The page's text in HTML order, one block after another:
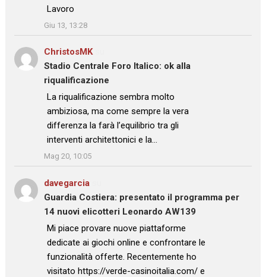
: “Lavoro
”
Giu 13, 13:28
ChristosMKsu
Stadio Centrale Foro Italico: ok alla
riqualificazione
: “La riqualificazione sembra molto
ambiziosa, ma come sempre la vera
differenza la farà l’equilibrio tra gli
interventi architettonici e la…
”
Mag 20, 10:05
davegarcia
Guardia Costiera: presentato il programma per
14 nuovi elicotteri Leonardo AW139
: “
Mi piace provare nuove piattaforme
dedicate ai giochi online e confrontare le
funzionalità offerte. Recentemente ho
visitato https://verde-casinoitalia.com/ e